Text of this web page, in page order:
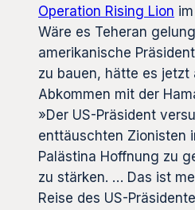
Operation Rising Lion
Wäre es Teheran
amerikanische
zu bauen, hätte es jetzt
Abkommen mit der
»Der US-Präsident
enttäuschten Zionisten
Palästina Hoffnung zu
zu stärken. … Das ist
Reise des US-